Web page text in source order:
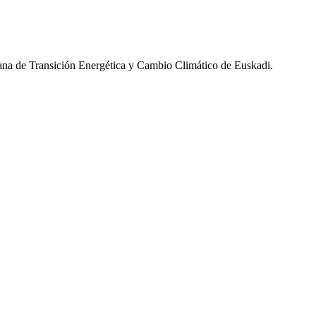
de Transición Energética y Cambio Climático de Euskadi.